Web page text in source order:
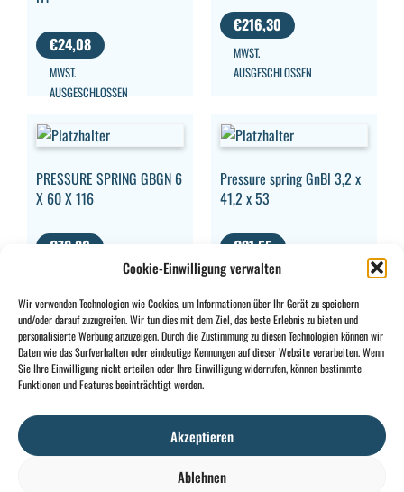
Cookie-Einwilligung verwalten
Wir verwenden Technologien wie Cookies, um Informationen über Ihr Gerät zu speichern
und/oder darauf zuzugreifen. Wir tun dies mit dem Ziel, das beste Erlebnis zu bieten und
personalisierte Werbung anzuzeigen. Durch die Zustimmung zu diesen Technologien können wir
Daten wie das Surfverhalten oder eindeutige Kennungen auf dieser Website verarbeiten. Wenn
Sie Ihre Einwilligung nicht erteilen oder Ihre Einwilligung widerrufen, können bestimmte
Funktionen und Features beeinträchtigt werden.
Akzeptieren
Ablehnen
€24,08
MWST.
AUSGESCHLOSSEN
€216,30
MWST.
AUSGESCHLOSSEN
PRESSURE SPRING GBGN 6
X 60 X 116
€78,80
Pressure spring GnBl 3,2 x
41,2 x 53
€31,55
MWST.
CONTACT
+32 2 897 34Rue des
INFO
Allgemeine
BE0734